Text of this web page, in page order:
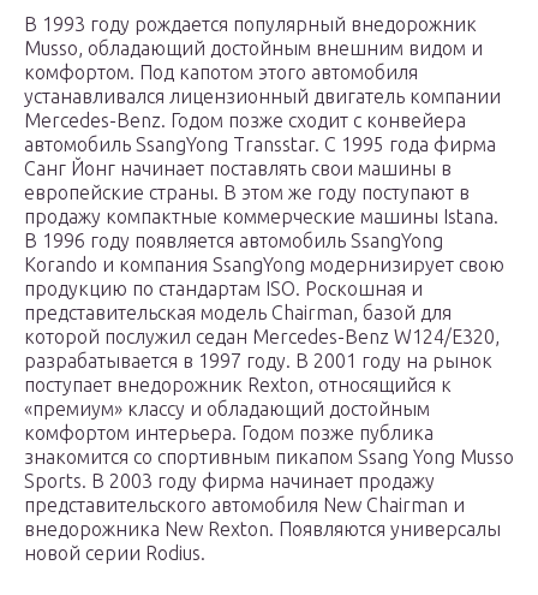
В 1993 году рождается популярный внедорожник
Musso, обладающий достойным внешним видом и
комфортом. Под капотом этого автомобиля
устанавливался лицензионный двигатель компании
Mercedes-Benz. Годом позже сходит с конвейера
автомобиль SsangYong Transstar. С 1995 года фирма
Санг Йонг начинает поставлять свои машины в
европейские страны. В этом же году поступают в
продажу компактные коммерческие машины Istana.
В 1996 году появляется автомобиль SsangYong
Korando и компания SsangYong модернизирует свою
продукцию по стандартам ISO. Роскошная и
представительская модель Chairman, базой для
которой послужил седан Mercedes-Benz W124/E320,
разрабатывается в 1997 году. В 2001 году на рынок
поступает внедорожник Rexton, относящийся к
«премиум» классу и обладающий достойным
комфортом интерьера. Годом позже публика
знакомится со спортивным пикапом Ssang Yong Musso
Sports. В 2003 году фирма начинает продажу
представительского автомобиля New Chairman и
внедорожника New Rexton. Появляются универсалы
новой серии Rodius.